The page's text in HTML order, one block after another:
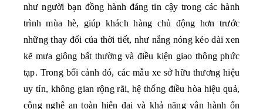
như người bạn đồng hành đáng tin cậy trong các hành
trình mùa hè, giúp khách hàng chủ động hơn trước
những thay đổi của thời tiết, như nắng nóng kéo dài xen
kẽ mưa giông bất thường và điều kiện giao thông phức
tạp. Trong bối cảnh đó, các mẫu xe sở hữu thương hiệu
uy tín, không gian rộng rãi, hệ thống điều hòa hiệu quả,
công nghệ an toàn hiện đại và khả năng vận hành ổn